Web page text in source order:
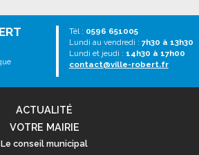
Tél : 0596 651005
Lundi au vendredi : 7h30 à 13h30
Lundi et jeudi : 14h30 à 17h00
contact@ville-robert.fr
ACTUALITÉ
VOTRE MAIRIE
Le conseil municipal